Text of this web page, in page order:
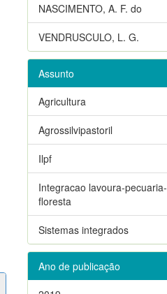
NASCIMENTO, A. F. do
VENDRUSCULO, L. G.
Assunto
Agricultura
Agrossilvipastoril
Ilpf
Integracao lavoura-pecuaria-
floresta
Sistemas integrados
Ano de publicação